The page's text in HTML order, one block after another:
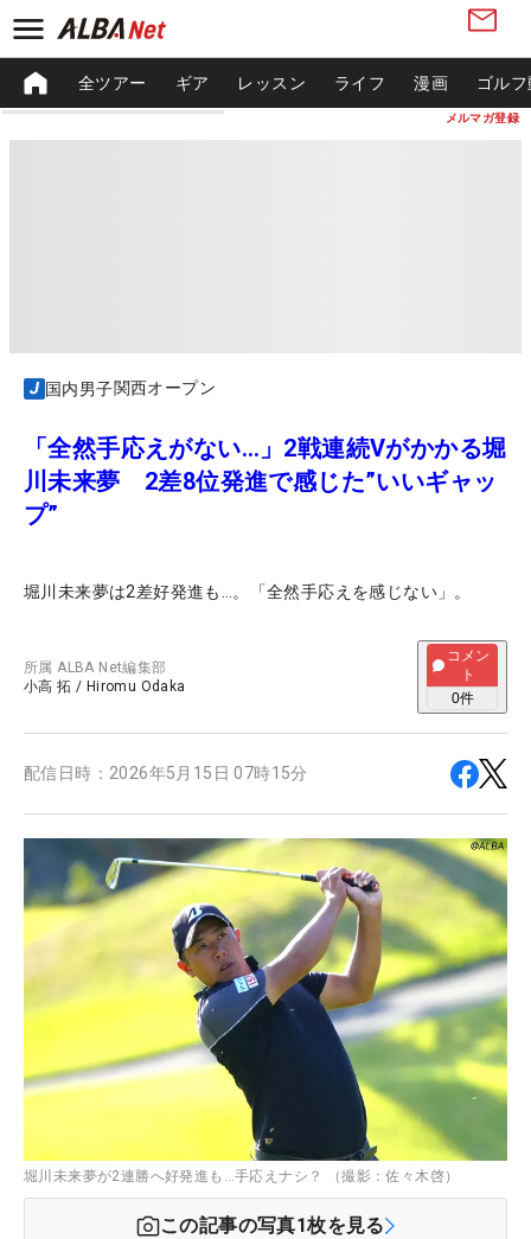
メルマガ登録
全ツアー ギア レッスン ライフ 漫画 ゴル
国内男子関西オープン
「全然手応えがない…」2戦連続Vがかかる堀
川未来夢 2差8位発進で感じた”いいギャッ
プ”
堀川未来夢は2差好発進も…。「全然手応えを感じない」。
所属ALBA Net編集部
小高 拓 / Hiromu Odaka
コメン
ト
0件
配信日時： 2026年5月15日 07時15分
堀川未来夢が2連勝へ好発進も…手応えナシ？ （撮影：佐々木啓）
この記事の写真1枚を見る